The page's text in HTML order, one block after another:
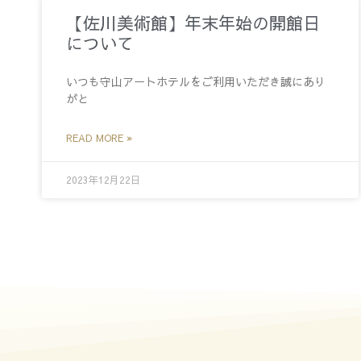
【佐川美術館】年末年始の開館日
について
いつも守山アートホテルをご利用いただき誠にあり
がと
READ MORE »
2023年12月22日